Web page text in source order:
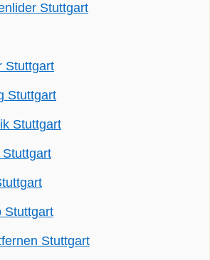
Stuttgart
Stuttgart
Stuttgart
Stuttgart
Stuttgart
Stuttgart